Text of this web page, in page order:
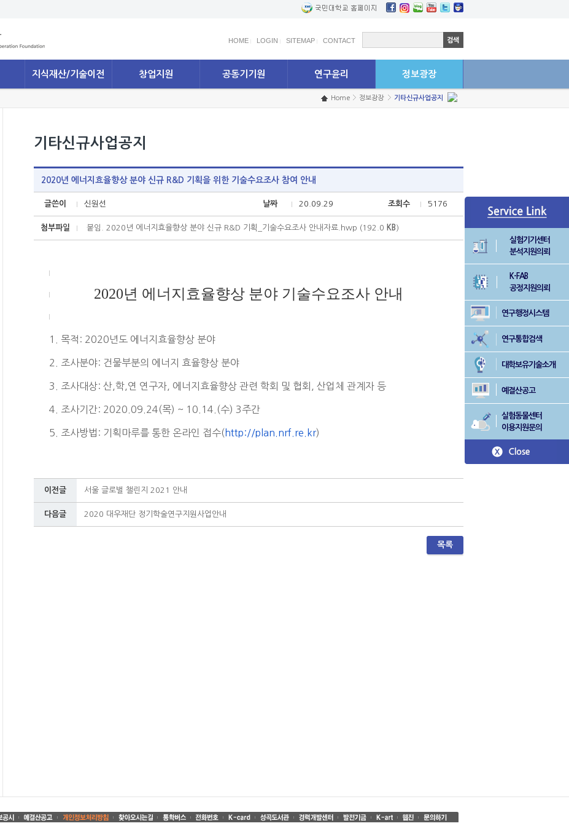
HOME LOGIN SITEMAP CONTACT
지식재산/기술이전 창업지원 공동기기원 연구윤리 정보광장
학생연구원 고충상담센터
Home 정보광장 기타신규사업공지
기타신규사업공지
2020년 에너지효율향상 분야 신규 R&D 기획을 위한 기술수요조사 참여 안내
글쓴이 신원선 날짜 20.09.29 조회수 5176
첨부파일 붙임. 2020년 에너지효율향상 분야 신규 R&D 기획_기술수요조사 안내자료.hwp (192.0 KB)
2020년 에너지효율향상 분야 기술수요조사 안내
1. 목적: 2020년도 에너지효율향상 분야
2. 조사분야: 건물부분의 에너지 효율향상 분야
3. 조사대상: 산,학,연 연구자, 에너지효율향상 관련 학회 및 협회, 산업체 관계자 등
4. 조사기간: 2020.09.24(목) ~ 10.14.(수) 3주간
5. 조사방법: 기획마루를 통한 온라인 접수( http://plan.nrf.re.kr)
이전글 서울 글로벌 챌린지 2021 안내
다음글 2020 대우재단 정기학술연구지원사업안내
목록
실험기기센터
분석지원의뢰
K-FAB
공정지원의뢰
연구행정시스템
연구통합검색
대학보유기술소개
예결산공고
실험동물센터
이용지원문의